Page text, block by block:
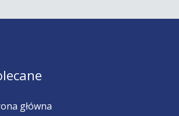
główna